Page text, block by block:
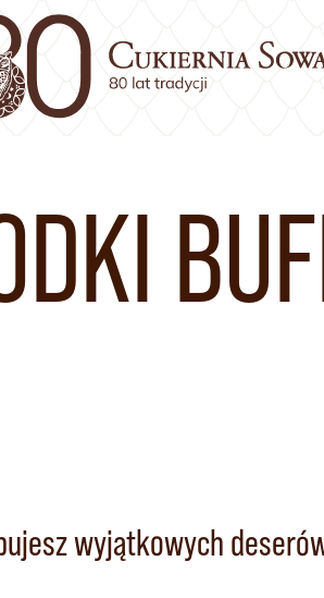
wyjątkowych